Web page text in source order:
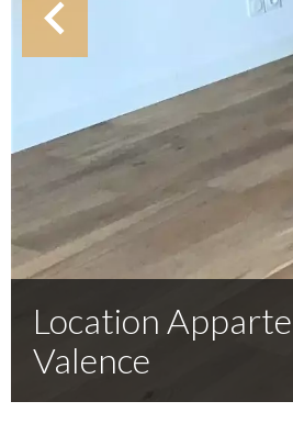
Location
Valence